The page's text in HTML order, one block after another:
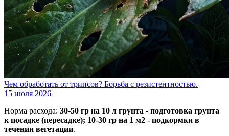
Чем обработать от трипсов? Борьба с резистентностью.
15 июля 2026
Норма расхода: 30-50 гр на 10 л грунта - подготовка грунта
к посадке (пересадке); 10-30 гр на 1 м2 - подкормки в
течении вегетации.